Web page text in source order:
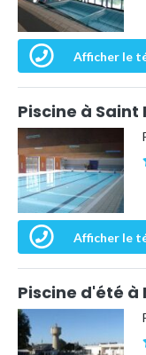
Afficher le
Piscine à Saint
Afficher le
Piscine d'été à